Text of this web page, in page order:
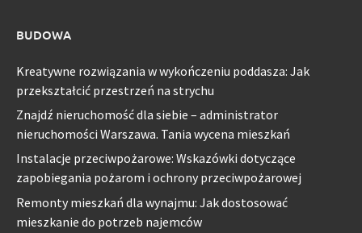
BUDOWA
Kreatywne rozwiązania w wykończeniu poddasza: Jak
przekształcić przestrzeń na strychu
Znajdź nieruchomość dla siebie – administrator
nieruchomości Warszawa. Tania wycena mieszkań
Instalacje przeciwpożarowe: Wskazówki dotyczące
zapobiegania pożarom i ochrony przeciwpożarowej
Remonty mieszkań dla wynajmu: Jak dostosować
mieszkanie do potrzeb najemców